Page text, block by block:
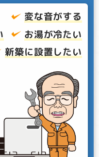
変な音がする
お湯が冷たい
新築に設置したい